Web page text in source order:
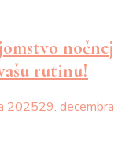
nočnej
rutinu!
202529. decembra